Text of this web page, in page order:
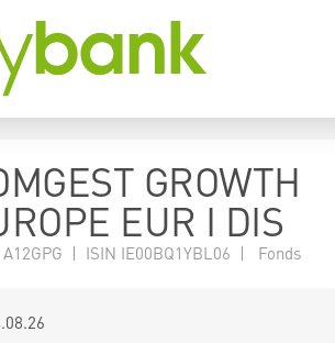
GROWTH
EUR I DIS
A12GPG | ISIN IE00BQ1YBL06 | Fonds